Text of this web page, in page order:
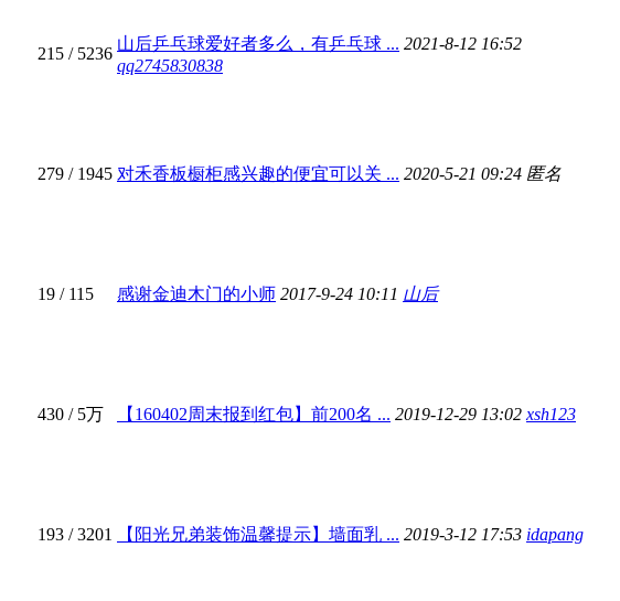
215 / 5236
山后乒乓球爱好者多么，有乒乓球 ... 2021-8-12 16:52
qq2745830838
279 / 1945 对禾香板橱柜感兴趣的便宜可以关 ... 2020-5-21 09:24 匿名
19 / 115 感谢金迪木门的小师 2017-9-24 10:11 山后
430 / 5万 【160402周末报到红包】前200名 ... 2019-12-29 13:02 xsh123
193 / 3201 【阳光兄弟装饰温馨提示】墙面乳 ... 2019-3-12 17:53 idapang